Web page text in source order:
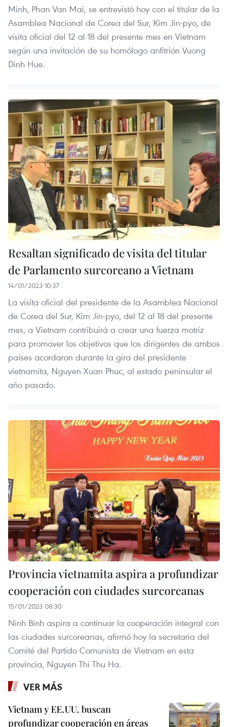
Minh, Phan Van Mai, se entrevistó hoy con el titular de la
Asamblea Nacional de Corea del Sur, Kim Jin-pyo, de
visita oficial del 12 al 18 del presente mes en Vietnam
según una invitación de su homólogo anfitrión Vuong
Dinh Hue.
Resaltan significado de visita del titular
de Parlamento surcoreano a Vietnam
14/01/2023 10:37
La visita oficial del presidente de la Asamblea Nacional
de Corea del Sur, Kim Jin-pyo, del 12 al 18 del presente
mes, a Vietnam contribuirá a crear una fuerza motriz
para promover los objetivos que los dirigentes de ambos
países acordaron durante la gira del presidente
vietnamita, Nguyen Xuan Phuc, al estado peninsular el
año pasado.
Provincia vietnamita aspira a profundizar
cooperación con ciudades surcoreanas
15/01/2023 08:30
Ninh Binh aspira a continuar la cooperación integral con
las ciudades surcoreanas, afirmó hoy la secretaria del
Comité del Partido Comunista de Vietnam en esta
provincia, Nguyen Thi Thu Ha.
VER MÁS
Vietnam y EE.UU. buscan
profundizar cooperación en áreas